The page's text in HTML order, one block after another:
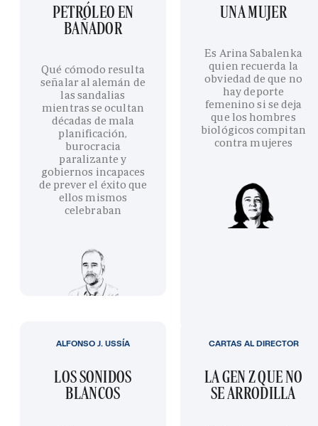
PETRÓLEO EN
BAÑADOR
Qué cómodo resulta
señalar al alemán de
las sandalias
mientras se ocultan
décadas de mala
planificación,
burocracia
paralizante y
gobiernos incapaces
de prever el éxito que
ellos mismos
celebraban
UNA MUJER
Es Arina Sabalenka
quien recuerda la
obviedad de que no
hay deporte
femenino si se deja
que los hombres
biológicos compitan
contra mujeres
LOS SONIDOS
BLANCOS
ALFONSO J. USSÍA
LA GEN Z QUE NO
SE ARRODILLA
CARTAS AL DIRECTOR